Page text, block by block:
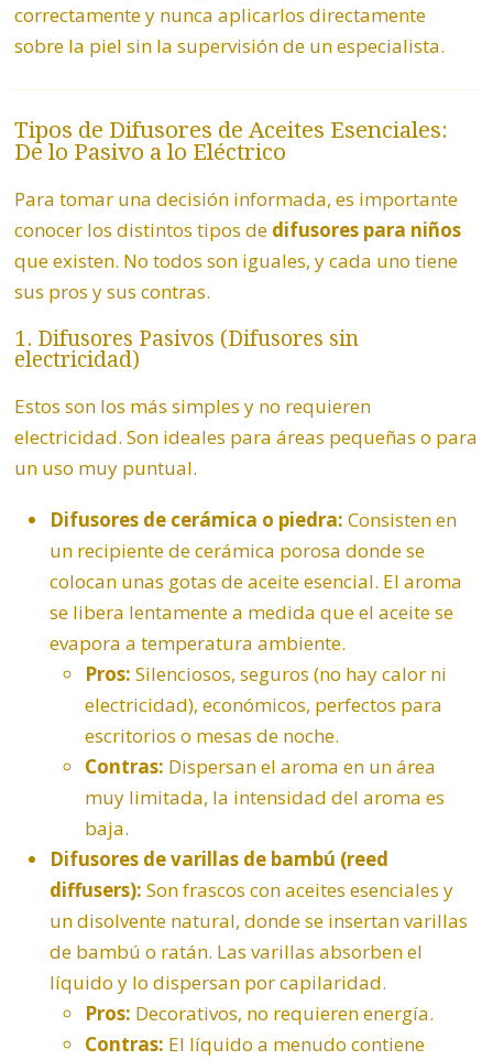
correctamente y nunca aplicarlos directamente
sobre la piel sin la supervisión de un especialista.
Tipos de Difusores de Aceites Esenciales:
De lo Pasivo a lo Eléctrico
Para tomar una decisión informada, es importante
conocer los distintos tipos de difusores para niños
que existen. No todos son iguales, y cada uno tiene
sus pros y sus contras.
1. Difusores Pasivos (Difusores sin
electricidad)
Estos son los más simples y no requieren
electricidad. Son ideales para áreas pequeñas o para
un uso muy puntual.
Difusores de cerámica o piedra: Consisten en
un recipiente de cerámica porosa donde se
colocan unas gotas de aceite esencial. El aroma
se libera lentamente a medida que el aceite se
evapora a temperatura ambiente.
Pros: Silenciosos, seguros (no hay calor ni
electricidad), económicos, perfectos para
escritorios o mesas de noche.
Contras: Dispersan el aroma en un área
muy limitada, la intensidad del aroma es
baja.
Difusores de varillas de bambú (reed
diffusers): Son frascos con aceites esenciales y
un disolvente natural, donde se insertan varillas
de bambú o ratán. Las varillas absorben el
líquido y lo dispersan por capilaridad.
Pros: Decorativos, no requieren energía.
Contras: El líquido a menudo contiene